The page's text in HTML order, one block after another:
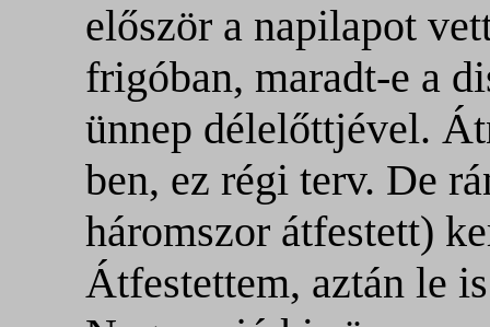
először a napilapot
frigóban, maradt-e a
ünnep délelőttjével.
ben, ez régi terv. De
háromszor átfestett)
Átfestettem, aztán le